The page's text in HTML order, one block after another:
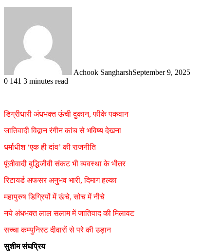
Achook SangharshSeptember 9, 2025
0 141 3 minutes read
डिग्रीधारी अंधभक्त ऊंची दुकान, फीके पकवान
जातिवादी विद्वान रंगीन कांच से भविष्य देखना
धर्माधीश ‘एक ही दांव’ की राजनीति
पूंजीवादी बुद्धिजीवी संकट भी व्यवस्था के भीतर
रिटायर्ड अफसर अनुभव भारी, दिमाग हल्का
महापुरुष डिग्रियों में ऊंचे, सोच में नीचे
नये अंधभक्त लाल सलाम में जातिवाद की मिलावट
सच्चा कम्युनिस्ट दीवारों से परे की उड़ान
सुशीम संघप्रिय